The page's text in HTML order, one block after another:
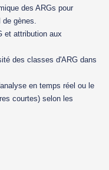
des ARGs pour
de gènes.
et attribution aux
des classes d'ARG dans
en temps réel ou le
courtes) selon les